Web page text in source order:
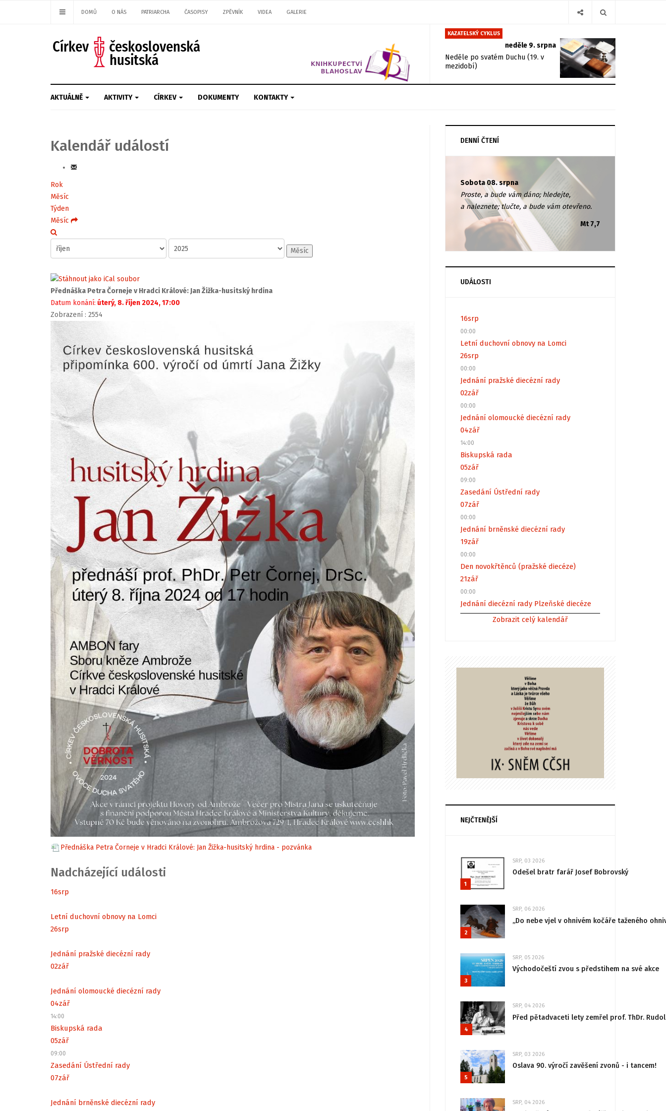
DOMŮ O NÁS PATRIARCHA ČASOPISY ZPĚVNÍK VIDEA GALERIE
KAZATELSKÝ CYKLUS
neděle 9. srpna
Neděle po svatém Duchu (19. v
mezidobí)
AKTUÁLNĚ AKTIVITY CÍRKEV DOKUMENTY KONTAKTY
Kalendář událostí
Rok
Měsíc
Týden
Měsíc
Měsíc
Přednáška Petra Čorneje v Hradci Králové: Jan Žižka-husitský hrdina
Datum konání: úterý, 8. říjen 2024, 17:00
Zobrazení : 2554
Přednáška Petra Čorneje v Hradci Králové: Jan Žižka-husitský hrdina - pozvánka
Nadcházející události
16srp
Letní duchovní obnovy na Lomci
26srp
Jednání pražské diecézní rady
02zář
Jednání olomoucké diecézní rady
04zář
14:00
Biskupská rada
05zář
09:00
Zasedání Ústřední rady
07zář
Jednání brněnské diecézní rady
DENNÍ ČTENÍ
Sobota 08. srpna
Proste, a bude vám dáno; hledejte,
a naleznete; tlučte, a bude vám otevřeno.
Mt 7,7
UDÁLOSTI
16srp
00:00
Letní duchovní obnovy na Lomci
26srp
00:00
Jednání pražské diecézní rady
02zář
00:00
Jednání olomoucké diecézní rady
04zář
14:00
Biskupská rada
05zář
09:00
Zasedání Ústřední rady
07zář
00:00
Jednání brněnské diecézní rady
19zář
00:00
Den novokřtěnců (pražské diecéze)
21zář
00:00
Jednání diecézní rady Plzeňské diecéze
Zobrazit celý kalendář
NEJČTENĚJŠÍ
1
SRP, 03 2026
Odešel bratr farář Josef Bobrovský
2
SRP, 06 2026
„Do nebe vjel v ohnivém kočáře taženého
3
SRP, 05 2026
Východočeští zvou s předstihem na své akce
4
SRP, 04 2026
Před pětadvaceti lety zemřel prof. ThDr.
5
SRP, 03 2026
Oslava 90. výročí zavěšení zvonů - i tancem!
SRP, 04 2026